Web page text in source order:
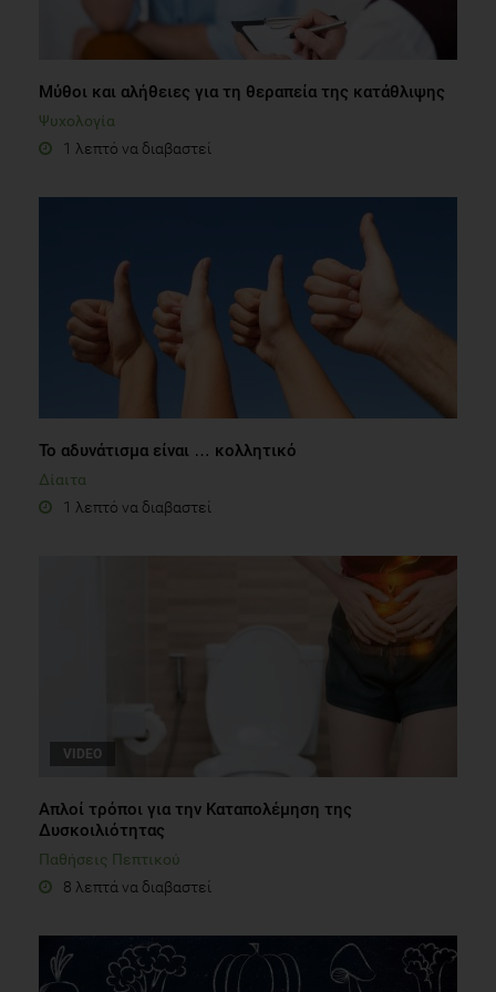
Paiva SA, Russell RM. Beta-carotene and other carotenoids
as antioxidants. J Am Coll Nutr. 1999 Oct;18(5):426-33.
O'Connell MA. Carotenoid accumulation in orange-pigmented
Capsicum annuum fruit, regulated at multiple levels. J Exp
Μύθοι και αλήθειες για τη θεραπεία της κατάθλιψης
Ψυχολογία
1 λεπτό να διαβαστεί
Το αδυνάτισμα είναι … κολλητικό
Δίαιτα
1 λεπτό να διαβαστεί
VIDEO
Απλοί τρόποι για την Καταπολέμηση της
Δυσκοιλιότητας
Παθήσεις Πεπτικού
8 λεπτά να διαβαστεί